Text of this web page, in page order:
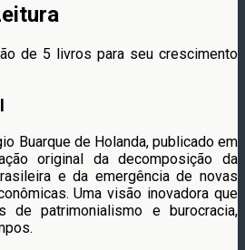
de 5 livros para seu crescimento
Buarque de Holanda, publicado em
original da decomposição da
e da emergência de novas
Uma visão inovadora que
de patrimonialismo e burocracia,